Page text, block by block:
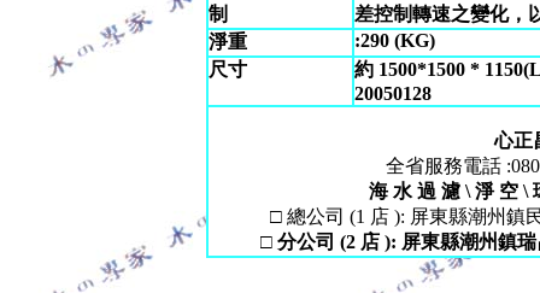
制
差控制轉速之變化，
淨重
:290 (KG)
尺寸
約 1500*1500 *
20050128
心正
全省服務電話
海 水 過 濾 \淨 空 \
□ 總公司 (1 店 ): 屏東縣潮州鎮
□ 分公司 (2 店 ): 屏東縣潮州鎮